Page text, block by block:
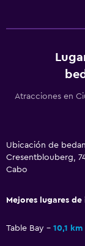
Atracciones en
Ubicación de
Cresentblouberg,
Cabo
Mejores lugares de
Table Bay 10,1 km